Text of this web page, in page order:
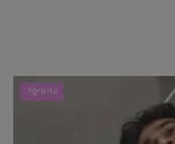
સ્પોર્ટ્સ
જુનાગઢ